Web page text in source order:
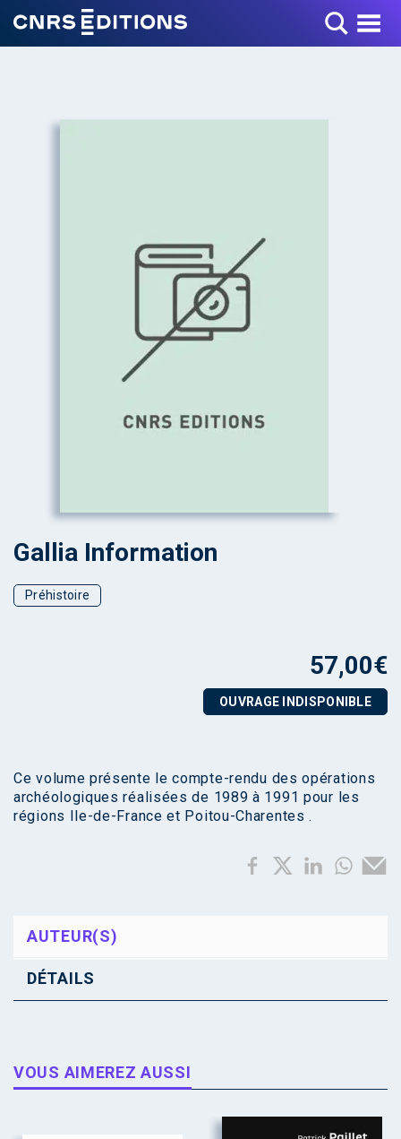
Toggle Menu
Gallia Information
Préhistoire
57,00€
OUVRAGE INDISPONIBLE
Ce volume présente le compte-rendu des opérations
archéologiques réalisées de 1989 à 1991 pour les
régions Ile-de-France et Poitou-Charentes .
AUTEUR(S)
DÉTAILS
VOUS AIMEREZ AUSSI